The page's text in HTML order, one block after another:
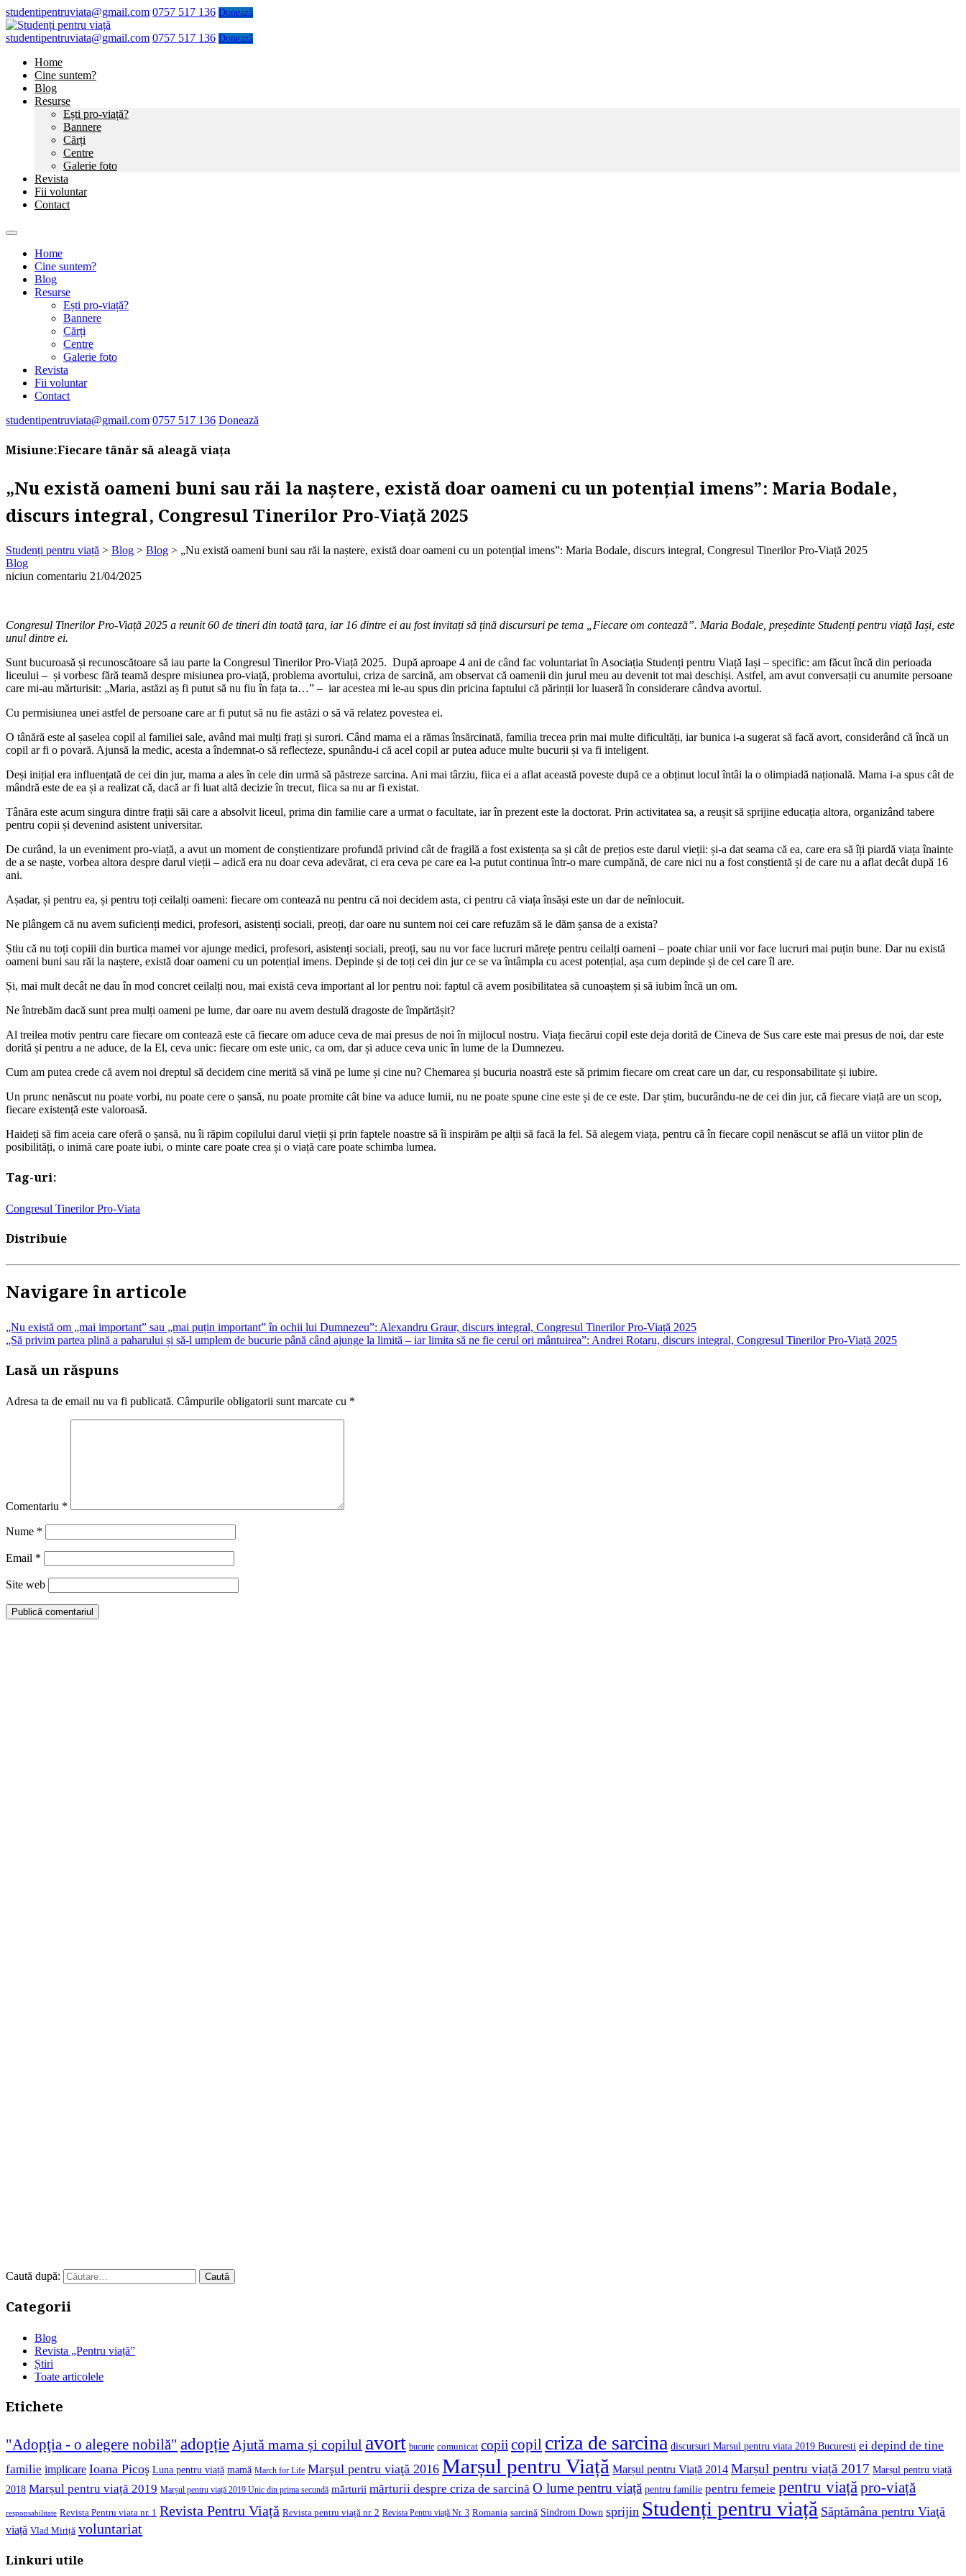
studentipentruviata@gmail.com 0757 517 136 Donează
studentipentruviata@gmail.com 0757 517 136 Donează
Home
Cine suntem?
Blog
Resurse
Ești pro-viață?
Bannere
Cărți
Centre
Galerie foto
Revista
Fii voluntar
Contact
Home
Cine suntem?
Blog
Resurse
Ești pro-viață?
Bannere
Cărți
Centre
Galerie foto
Revista
Fii voluntar
Contact
studentipentruviata@gmail.com 0757 517 136 Donează
Misiune:Fiecare tânăr să aleagă viața
„Nu există oameni buni sau răi la naștere, există doar oameni cu un potențial imens”: Maria Bodale,
discurs integral, Congresul Tinerilor Pro-Viață 2025
Studenți pentru viață > Blog > Blog > „Nu există oameni buni sau răi la naștere, există doar oameni cu un potențial imens”: Maria Bodale, discurs integral, Congresul Tinerilor Pro-Viață 2025
Blog
niciun comentariu 21/04/2025
Congresul Tinerilor Pro-Viață 2025 a reunit 60 de tineri din toată țara, iar 16 dintre ei au fost invitați să țină discursuri pe tema „Fiecare om contează”. Maria Bodale, președinte Studenți pentru viață Iași, este
unul dintre ei.
Sunt bucuroasă și recunoscătoare să iau parte la Congresul Tinerilor Pro-Viață 2025. După aproape 4 ani de când fac voluntariat în Asociația Studenți pentru Viață Iași – specific: am făcut încă din perioada
liceului – și vorbesc fără teamă despre misiunea pro-viață, problema avortului, criza de sarcină, am observat că oamenii din jurul meu au devenit tot mai deschiși. Astfel, am avut conversații cu anumite persoane
care mi-au mărturisit: „Maria, astăzi aș fi putut să nu fiu în fața ta…” – iar acestea mi le-au spus din pricina faptului că părinții lor luaseră în considerare cândva avortul.
Cu permisiunea unei astfel de persoane care ar fi putut să nu fie astăzi o să vă relatez povestea ei.
O tânără este al șaselea copil al familiei sale, având mai mulți frați și surori. Când mama ei a rămas însărcinată, familia trecea prin mai multe dificultăți, iar bunica i-a sugerat să facă avort, considerând că încă un
copil ar fi o povară. Ajunsă la medic, acesta a îndemnat-o să reflecteze, spunându-i că acel copil ar putea aduce multe bucurii și va fi inteligent.
Deși inițial era influențată de cei din jur, mama a ales în cele din urmă să păstreze sarcina. Ani mai târziu, fiica ei a aflat această poveste după ce a obținut locul întâi la o olimpiadă națională. Mama i-a spus cât de
mândră este de ea și a realizat că, dacă ar fi luat altă decizie în trecut, fiica sa nu ar fi existat.
Tânăra este acum singura dintre frații săi care a absolvit liceul, prima din familie care a urmat o facultate, iar în prezent este la doctorat. Prin activitatea sa, a reușit să sprijine educația altora, organizând tabere
pentru copii și devenind asistent universitar.
De curând, la un eveniment pro-viață, a avut un moment de conștientizare profundă privind cât de fragilă a fost existența sa și cât de prețios este darul vieții: și-a dat seama că ea, care era să îți piardă viața înainte
de a se naște, vorbea altora despre darul vieții – adică era nu doar ceva adevărat, ci era ceva pe care ea l-a putut continua într-o mare cumpănă, de care nici nu a fost conștientă și de care nu a aflat decât după 16
ani.
Așadar, și pentru ea, și pentru toți ceilalți oameni: fiecare om contează nu pentru că noi decidem asta, ci pentru că viața însăși este un dar de neînlocuit.
Ne plângem că nu avem suficienți medici, profesori, asistenți sociali, preoți, dar oare nu suntem noi cei care refuzăm să le dăm șansa de a exista?
Știu că nu toți copiii din burtica mamei vor ajunge medici, profesori, asistenți sociali, preoți, sau nu vor face lucruri mărețe pentru ceilalți oameni – poate chiar unii vor face lucruri mai puțin bune. Dar nu există
oameni buni sau răi la naștere, există doar oameni cu un potențial imens. Depinde și de toți cei din jur ce se va întâmpla cu acest potențial, așa cum depinde și de cel care îl are.
Și, mai mult decât ne dau în mod concret ceilalți nou, mai există ceva important al lor pentru noi: faptul că avem posibilitatea să cunoaștem și să iubim încă un om.
Ne întrebăm dacă sunt prea mulți oameni pe lume, dar oare nu avem destulă dragoste de împărtășit?
Al treilea motiv pentru care fiecare om contează este că fiecare om aduce ceva de mai presus de noi în mijlocul nostru. Viața fiecărui copil este deja dorită de Cineva de Sus care este mai presus de noi, dar este
dorită și pentru a ne aduce, de la El, ceva unic: fiecare om este unic, ca om, dar și aduce ceva unic în lume de la Dumnezeu.
Cum am putea crede că avem noi dreptul să decidem cine merită să vină pe lume și cine nu? Chemarea și bucuria noastră este să primim fiecare om creat care un dar, cu responsabilitate și iubire.
Un prunc nenăscut nu poate vorbi, nu poate cere o șansă, nu poate promite cât bine va aduce lumii, nu ne poate spune cine este și de ce este. Dar știm, bucurându-ne de cei din jur, că fiecare viață are un scop,
fiecare existență este valoroasă.
Haideți să fim aceia care oferă o șansă, nu îi răpim copilului darul vieții și prin faptele noastre să îi inspirăm pe alții să facă la fel. Să alegem viața, pentru că în fiecare copil nenăscut se află un viitor plin de
posibilități, o inimă care poate iubi, o minte care poate crea și o viață care poate schimba lumea.
Tag-uri:
Congresul Tinerilor Pro-Viata
Distribuie
Navigare în articole
„Nu există om „mai important” sau „mai puțin important” în ochii lui Dumnezeu”: Alexandru Graur, discurs integral, Congresul Tinerilor Pro-Viață 2025
„Să privim partea plină a paharului și să-l umplem de bucurie până când ajunge la limită – iar limita să ne fie cerul ori mântuirea”: Andrei Rotaru, discurs integral, Congresul Tinerilor Pro-Viață 2025
Lasă un răspuns
Adresa ta de email nu va fi publicată. Câmpurile obligatorii sunt marcate cu *
Comentariu *
Nume *
Email *
Site web
Caută după:
Categorii
Blog
Revista „Pentru viață”
Știri
Toate articolele
Etichete
"Adopţia - o alegere nobilă" adopție Ajută mama și copilul avort bucurie comunicat copii copil criza de sarcina discursuri Marsul pentru viata 2019 Bucuresti ei depind de tine
familie implicare Ioana Picoş Luna pentru viață mamă March for Life Marşul pentru viaţă 2016 Marșul pentru Viață Marșul pentru Viață 2014 Marșul pentru viață 2017 Marșul pentru viață
2018 Marșul pentru viață 2019 Marșul pentru viață 2019 Unic din prima secundă mărturii mărturii despre criza de sarcină O lume pentru viață pentru familie pentru femeie pentru viață pro-viață
responsabilitate Revista Pentru viata nr. 1 Revista Pentru Viață Revista pentru viață nr. 2 Revista Pentru viață Nr. 3 Romania sarcină Sindrom Down sprijin Studenți pentru viață Săptămâna pentru Viaţă
viață Vlad Miriță voluntariat
Linkuri utile